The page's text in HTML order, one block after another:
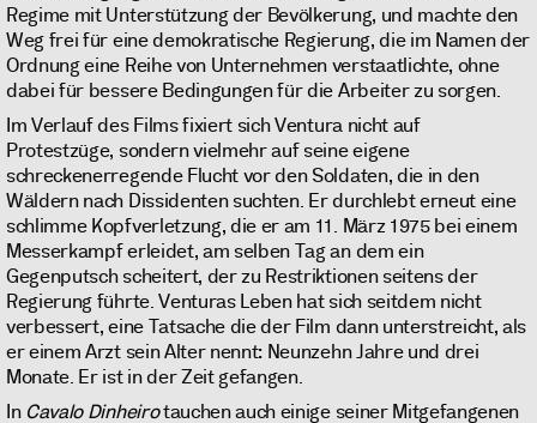
Regime mit Unterstützung der Bevölkerung, und machte den
Weg frei für eine demokratische Regierung, die im Namen der
Ordnung eine Reihe von Unternehmen verstaatlichte, ohne
dabei für bessere Bedingungen für die Arbeiter zu sorgen.
Im Verlauf des Films fixiert sich Ventura nicht auf
Protestzüge, sondern vielmehr auf seine eigene
schreckenerregende Flucht vor den Soldaten, die in den
Wäldern nach Dissidenten suchten. Er durchlebt erneut eine
schlimme Kopfverletzung, die er am 11. März 1975 bei einem
Messerkampf erleidet, am selben Tag an dem ein
Gegenputsch scheitert, der zu Restriktionen seitens der
Regierung führte. Venturas Leben hat sich seitdem nicht
verbessert, eine Tatsache die der Film dann unterstreicht, als
er einem Arzt sein Alter nennt: Neunzehn Jahre und drei
Monate. Er ist in der Zeit gefangen.
In Cavalo Dinheirotauchen auch einige seiner Mitgefangenen